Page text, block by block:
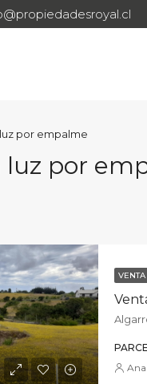
por empalme
luz por
VENTA